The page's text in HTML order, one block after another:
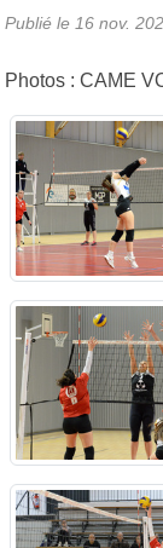
Publié le 16 nov.
Photos : CAME